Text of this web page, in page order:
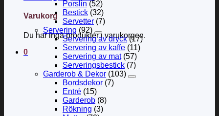
Varukorg
Du har inga produkter i varukorgen.
0
Porslin (52)
Bestick (32)
Servetter (7)
Servering (92)
Servering av dryck (17)
Servering av kaffe (11)
Servering av mat (57)
Serveringsbestick (7)
Garderob & Dekor (103)
Bordsdekor (7)
Entré (15)
Garderob (8)
Rökning (3)